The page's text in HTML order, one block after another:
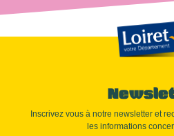
Inscrivez vous à notre newsletter et
les informations